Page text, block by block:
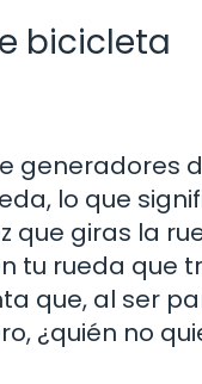
bicicleta
generadores
lo que
que giras la
tu rueda que
que, al ser
¿quién no